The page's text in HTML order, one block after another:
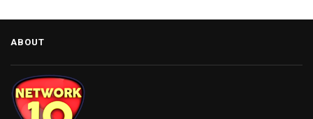
ABOUT